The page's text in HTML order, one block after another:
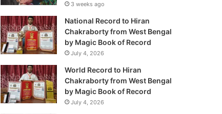
3 weeks ago
National Record to Hiran
Chakraborty from West Bengal
by Magic Book of Record
July 4, 2026
World Record to Hiran
Chakraborty from West Bengal
by Magic Book of Record
July 4, 2026